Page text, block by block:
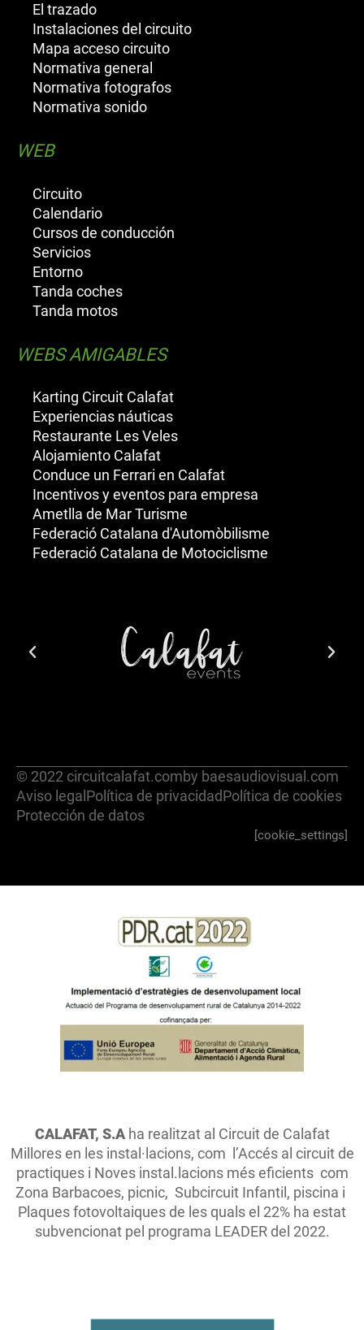
El trazado
Instalaciones del circuito
Mapa acceso circuito
Normativa general
Normativa fotografos
Normativa sonido
WEB
Circuito
Calendario
Cursos de conducción
Servicios
Entorno
Tanda coches
Tanda motos
WEBS AMIGABLES
Karting Circuit Calafat
Experiencias náuticas
Restaurante Les Veles
Alojamiento Calafat
Conduce un Ferrari en Calafat
Incentivos y eventos para empresa
Ametlla de Mar Turisme
Federació Catalana d'Automòbilisme
Federació Catalana de Motociclisme
© 2022 circuitcalafat.comby baesaudiovisual.com
Aviso legal Política de privacidadPolítica de cookies
Protección de datos
[cookie_settings]
CALAFAT, S.Aha realitzat al Circuit de Calafat
Millores en les instal·lacions, com l’Accés al circuit de
practiques i Noves instal.lacions més eficients com
Zona Barbacoes, picnic, Subcircuit Infantil, piscina i
Plaques fotovoltaiques de les quals el 22% ha estat
subvencionat pel programa LEADER del 2022.